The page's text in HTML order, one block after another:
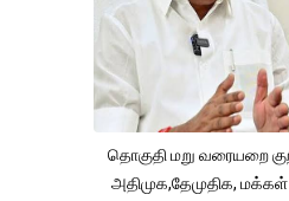
தொகுதி மறு வரையறை
அதிமுக,தேமுதிக,